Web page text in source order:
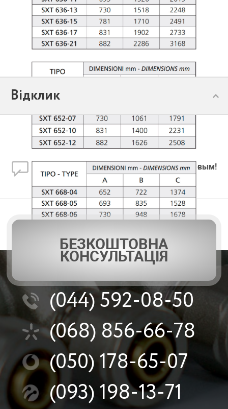
Відклик
Залишити відгук
Нет отзывов. Ваш отзыв может стать первым!
БЕЗКОШТОВНА
КОНСУЛЬТАЦІЯ
(044)592-08-50
(068) 856-66-78
(050)178-65-07
(093)198-13-71